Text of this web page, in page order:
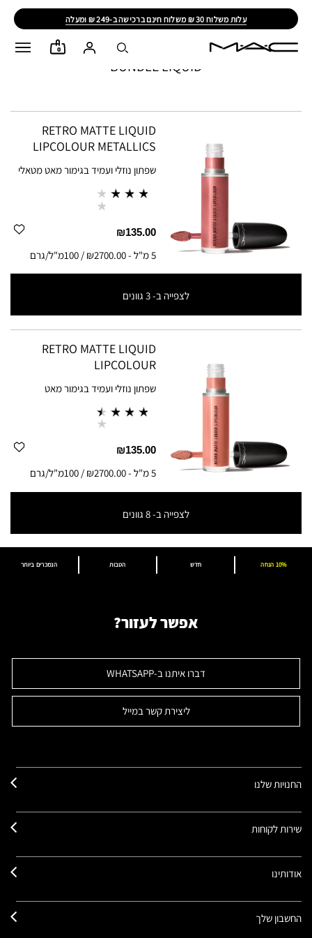
עלות משלוח 30 ₪ משלוח חינם ברכישה ב-249 ₪ ומעלה
0
BUNDLE LIQUID
RETRO MATTE LIQUID
LIPCOLOUR METALLICS
שפתון נוזלי ועמיד בגימור מאט מטאלי
₪135.00
5 מ"ל -₪2700.00 / 100מ"ל/גרם
לצפייה ב-3 גוונים
RETRO MATTE LIQUID
LIPCOLOUR
שפתון נוזלי ועמיד בגימור מאט
₪135.00
5 מ"ל -₪2700.00 / 100מ"ל/גרם
לצפייה ב-8 גוונים
הנמכרים ביותר הטבות חדש 10% הנחה
אפשר לעזור?
דברו איתנו ב-WHATSAPP
ליצירת קשר במייל
החנויות שלנו
שירות לקוחות
אודותינו
החשבון שלך